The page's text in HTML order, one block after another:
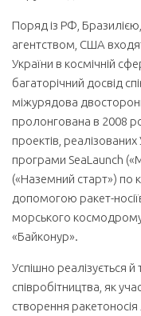
Поряд із РФ,
агентством, CША
України в космічній
багаторічний досвід
міжурядова
пролонгована в 2008
проектів,
програми SeaLaunch
(«Наземний старт») по
допомогою ракет-носіїв
морського
«Байконур».
Успішно реалізується
співробітництва, як
створення